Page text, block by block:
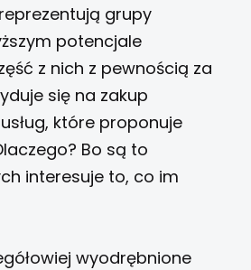
grupy
potencjale
z nich z pewnością za
się na zakup
które proponuje
Bo są to
interesuje to, co im
wyodrębnione